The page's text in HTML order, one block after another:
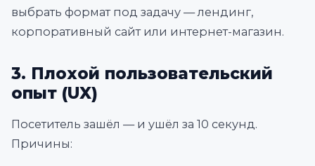
выбрать формат под задачу — лендинг,
корпоративный сайт или интернет-магазин.
3. Плохой пользовательский
опыт (UX)
Посетитель зашёл — и ушёл за 10 секунд.
Причины: